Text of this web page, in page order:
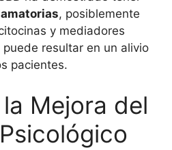
, posiblemente
y mediadores
resultar en un alivio
pacientes.
la Mejora del